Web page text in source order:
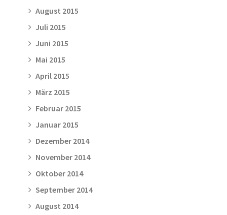
August 2015
Juli 2015
Juni 2015
Mai 2015
April 2015
März 2015
Februar 2015
Januar 2015
Dezember 2014
November 2014
Oktober 2014
September 2014
August 2014